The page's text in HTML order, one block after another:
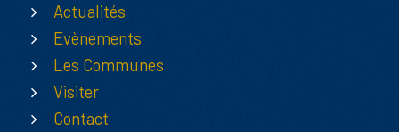
Actualités
Evènements
Les Communes
Visiter
Contact